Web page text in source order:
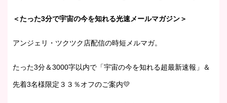
＜たった3分で宇宙の今を知れる光速メールマガジン＞
アンジェリ・ツクツク店配信の時短メルマガ。
たった3分＆3000字以内で「宇宙の今を知れる超最新速報」＆
先着3名様限定３３％オフのご案内💛